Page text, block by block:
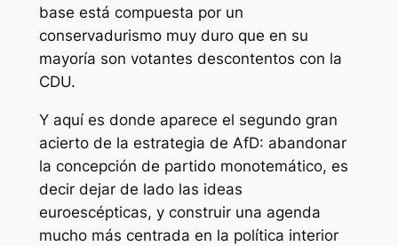
base está compuesta por un
conservadurismo muy duro que en su
mayoría son votantes descontentos con la
CDU.
Y aquí es donde aparece el segundo gran
acierto de la estrategia de AfD: abandonar
la concepción de partido monotemático, es
decir dejar de lado las ideas
euroescépticas, y construir una agenda
mucho más centrada en la política interior